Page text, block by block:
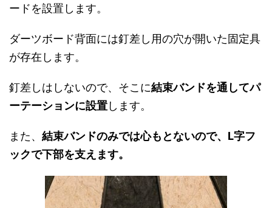
ードを設置します。
ダーツボード背面には釘差し用の穴が開いた固定具
が存在します。
釘差しはしないので、そこに結束バンドを通してパ
ーテーションに設置します。
また、 結束バンドのみでは心もとないので、L字フ
ックで下部を支えます。